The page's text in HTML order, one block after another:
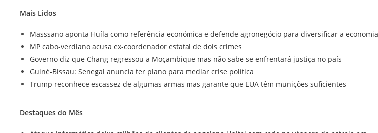
Mais Lidos
Masssano aponta Huíla como referência económica e defende agronegócio para diversificar a economia
MP cabo-verdiano acusa ex-coordenador estatal de dois crimes
Governo diz que Chang regressou a Moçambique mas não sabe se enfrentará justiça no país
Guiné-Bissau: Senegal anuncia ter plano para mediar crise política
Trump reconhece escassez de algumas armas mas garante que EUA têm munições suficientes
Destaques do Mês